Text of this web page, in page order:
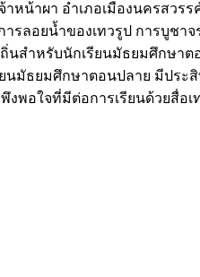
หน้าผา อำเภอเมืองนครสวร
ลอยน้ำของเทวรูป การบูชา
นสำหรับนักเรียนมัธยมศึกษา
มัธยมศึกษาตอนปลาย มีประสิ
อใจที่มีต่อการเรียนด้วยสื่อเ